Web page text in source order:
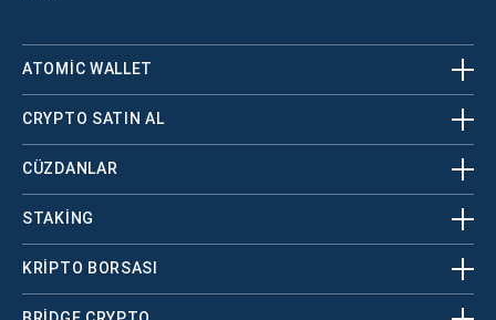
ATOMIC WALLET
CRYPTO SATIN AL
CÜZDANLAR
STAKING
KRİPTO BORSASI